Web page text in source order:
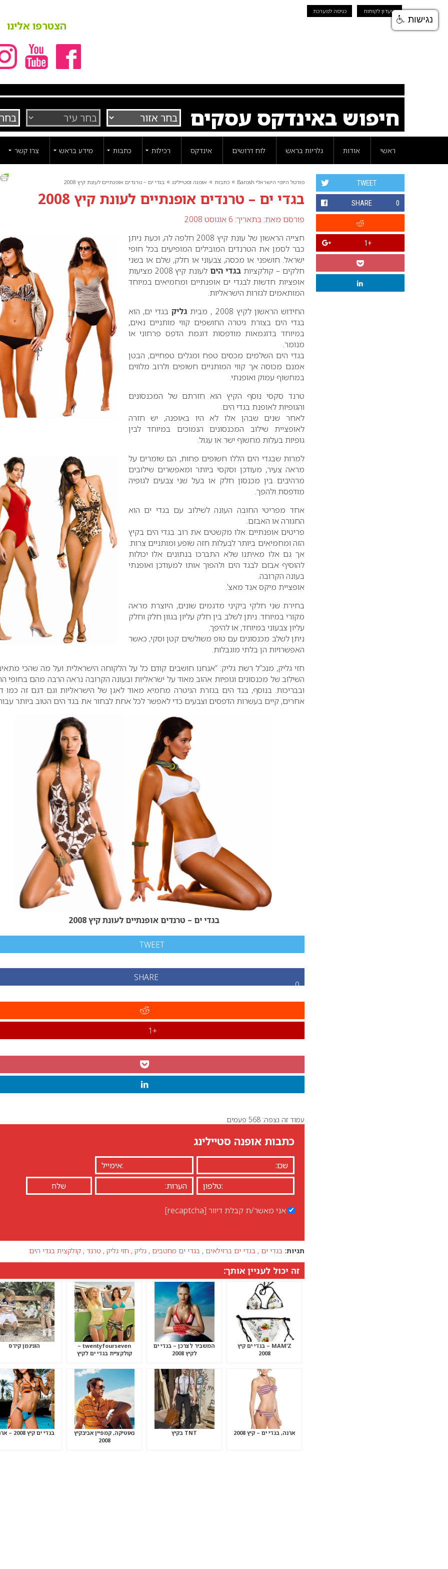
מועדון לקוחות כניסה למערכת
הצטרפו אלינו
חיפוש באינדקס עסקים
ראשי אודות גלריות בראש לוח דרושים אינדקס רכילות כתבות מידע בראש צרו קשר
פורטל היופי הישראלי Barosh » כתבות » אופנה וסטיילינג » בגדי ים – טרנדים אופנתיים לעונת קיץ 2008
בגדי ים – טרנדים אופנתיים לעונת קיץ 2008
פורסם מאת: בתאריך: 6 אוגוסט 2008
TWEET
SHARE 0
+1
חצייה הראשון של עונת קיץ 2008 חלפה לה, וכעת ניתן
כבר לסמן את הטרנדים המובילים המופיעים בכל חופי
ישראל. חושפני או מכסה, צבעוני או חלק, שלם או בשני
חלקים – קולקציות בגדי הים
לעונת קיץ 2008 מציעות
אופציות חדשות לבגדי ים אופנתיים ומחמיאים במיוחד
המותאמים לגזרות הישראליות.
החידוש הראשון לקיץ 2008 , מבית
גליקבגדי ים, הוא
בגדי הים בצורת גיטרה החושפים קווי מותניים נאים,
במיוחד בדוגמאות מודפסות דוגמת הדפס פרחוני או
מנומר.
בגדי הים השלמים מכסים טפח ומגלים טפחיים, הבטן
אמנם מכוסה אך קווי המותניים חשופים ולרוב מלווים
במחשוף עמוק ואופנתי.
טרנד סקסי נוסף הקיץ הוא חזרתם של המכנסונים
והגופיות לאופנת בגדי הים.
לאחר שנים שבהן אלו לא היו באופנה, יש חזרה
לאופציית שילוב המכנסונים הנמוכים במיוחד לבין
גופיות בעלות מחשוף ישר או עגול.
למרות שבגדי הים הללו חשופים פחות, הם שומרים על
מראה צעיר, מעודכן וסקסי ביותר ומאפשרים שילובים
מרהיבים בין מכנסון חלק או בעל שני צבעים לגופיה
מודפסת ולהפך.
אחד מפריטי החובה העונה לשילוב עם בגדי ים הוא
החגורה או האבזם.
פריטים אופנתיים אלו מקשטים את רוב בגדי הים בקיץ
הזה ומחמיאים ביותר לבעלות חזה שופע ומותניים צרות.
אך גם אלו מאיתנו שלא התברכו בנתונים אלו יכולות
להוסיף אבזם לבגד הים ולהפוך אותו למעודכן ואופנתי
בעונה הקרובה.
אופציית מיקס אנד מאצ’.
בחירת שני חלקי ביקיני מדגמים שונים, היוצרת מראה
מקורי במיוחד. ניתן לשלב בין חלק עליון בגוון חלק וחלק
עליון צבעוני במיוחד, או להיפך.
ניתן לשלב מכנסונים עם טופ משולשים קטן וסקי, כאשר
האפשרויות הן בלתי מוגבלות.
חזי גליק, מנכ”ל רשת גליק: “אנחנו חושבים קודם כל על הלקוחה הישראלית ועל מה שהכי
השילוב של מכנסונים וגופיות אהוב מאוד על ישראליות ובעונה הקרובה נראה הרבה מהם בחופי
ובבריכות. בנוסף, בגד הים בגזרת הגיטרה מחמיא מאוד לאגן של הישראליות וגם דגם זה כמו
אחרים, קיים בעשרות הדפסים וצבעים כדי לאפשר לכל אחת לבחור את בגד הים הטוב ביותר
בגדי ים – טרנדים אופנתיים לעונת קיץ 2008
TWEET
SHARE
0
+1
עמוד זה נצפה: 568 פעמים
כתבות אופנה סטיילינג
אני מאשר/ת קבלת דיוור [recaptcha]
תגיות: בגדי ים , בגדי ים ברזילאים , בגדי ים מחטבים , גליק , חזי גליק , טרנד , קולקצית בגדי הים
זה יכול לעניין אותך:
MAM’Z – בגדי ים קיץ
2008
המשביר לצרכן – בגדי ים
לקיץ 2008
twentyfourseven –
קולקציית בגדי ים לקיץ
הוניגמן קידס
ארנה, בגדי ים – קיץ 2008 TNT בקיץ
נאוטיקה, קמפיין אביבקיץ
2008
בגדי ים קיץ 2008 – ארנה
נגישות